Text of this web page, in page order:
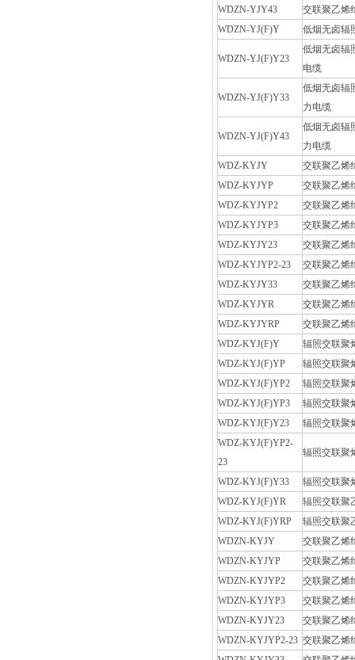
WDZN-YJY43
交联聚乙烯
WDZN-YJ(F)Y
低烟无卤辐
WDZN-YJ(F)Y23
低烟无卤辐
电缆
WDZN-YJ(F)Y33
低烟无卤辐
力电缆
WDZN-YJ(F)Y43
低烟无卤辐
力电缆
WDZ-KYJY
交联聚乙烯
WDZ-KYJYP
交联聚乙烯
WDZ-KYJYP2
交联聚乙烯
WDZ-KYJYP3
交联聚乙烯
WDZ-KYJY23
交联聚乙烯
WDZ-KYJYP2-23
交联聚乙烯
WDZ-KYJY33
交联聚乙烯
WDZ-KYJYR
交联聚乙烯
WDZ-KYJYRP
交联聚乙烯
WDZ-KYJ(F)Y
辐照交联聚
WDZ-KYJ(F)YP
辐照交联聚
WDZ-KYJ(F)YP2
辐照交联聚
WDZ-KYJ(F)YP3
辐照交联聚
WDZ-KYJ(F)Y23
辐照交联聚
WDZ-KYJ(F)YP2-
23
辐照交联聚
WDZ-KYJ(F)Y33
辐照交联聚
WDZ-KYJ(F)YR
辐照交联聚
WDZ-KYJ(F)YRP
辐照交联聚
WDZN-KYJY
交联聚乙烯
WDZN-KYJYP
交联聚乙烯
WDZN-KYJYP2
交联聚乙烯
WDZN-KYJYP3
交联聚乙烯
WDZN-KYJY23
交联聚乙烯
WDZN-KYJYP2-23 交联聚乙烯